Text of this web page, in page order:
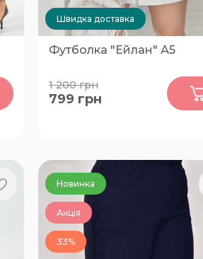
Швидка доставка
Футболка "Ейлан" А5
60-62
1 200грн
799 грн
Новинка
Акція
33%